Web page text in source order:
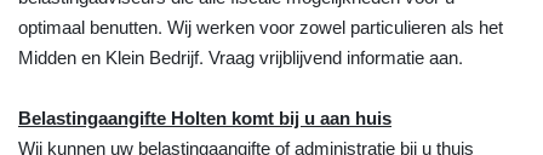
optimaal benutten. Wij werken voor zowel particulieren als het
Midden en Klein Bedrijf. Vraag vrijblijvend informatie aan.
Belastingaangifte Holten komt bij u aan huis